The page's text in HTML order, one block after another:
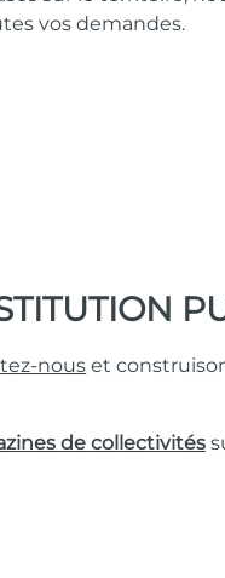
vos demandes.
nous et
de collectivités